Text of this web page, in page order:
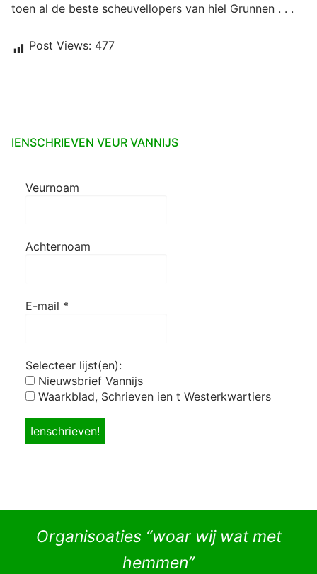
toen al de beste scheuvellopers van hiel Grunnen . . .
Post Views: 477
IENSCHRIEVEN VEUR VANNIJS
Veurnoam
Achternoam
E-mail *
Selecteer lijst(en):
Nieuwsbrief Vannijs
Waarkblad, Schrieven ien t Westerkwartiers
Organisoaties “woar wij wat met
hemmen”